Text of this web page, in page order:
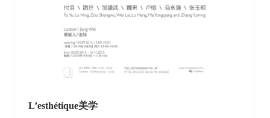
L’esthétique美学